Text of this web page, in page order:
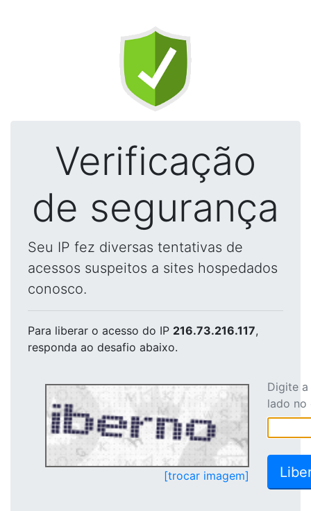
Verificação
de segurança
Seu IP fez diversas tentativas de
acessos suspeitos a sites hospedados
conosco.
Para liberar o acesso do IP 216.73.216.117,
responda ao desafio abaixo.
[trocar imagem]
Digite
lado no